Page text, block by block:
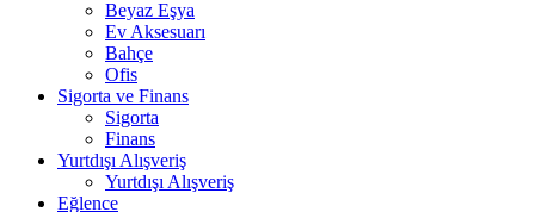
Beyaz Eşya
Ev Aksesuarı
Bahçe
Ofis
Sigorta ve Finans
Sigorta
Finans
Yurtdışı Alışveriş
Yurtdışı Alışveriş
Eğlence